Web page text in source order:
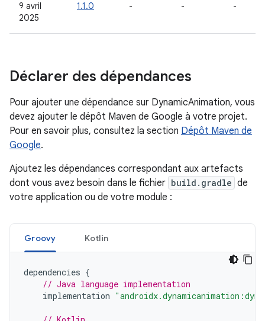
9 avril
2025
1.1.0 - - -
Déclarer des dépendances
Pour ajouter une dépendance sur DynamicAnimation, vous
devez ajouter le dépôt Maven de Google à votre projet.
Pour en savoir plus, consultez la section Dépôt Maven de
Google.
Ajoutez les dépendances correspondant aux artefacts
dont vous avez besoin dans le fichier build.gradle de
votre application ou de votre module :
Groovy Kotlin
dependencies {
// Java language implementation
implementation